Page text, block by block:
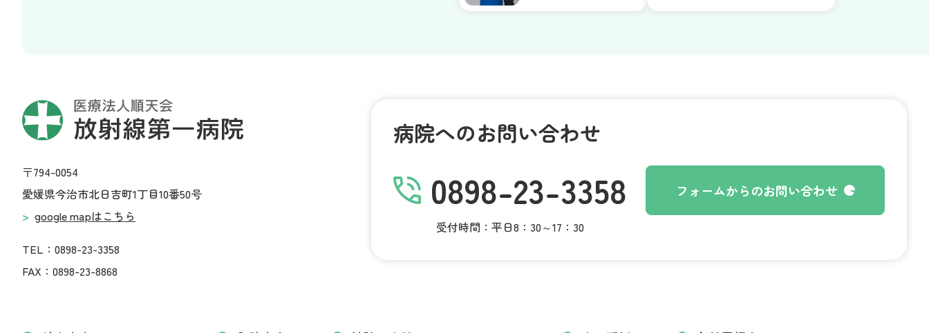
〒794-0054
愛媛県今治市北日吉町1丁目10番50号
google mapはこちら
TEL：0898-23-3358
FAX：0898-23-8868
病院へのお問い合わせ
0898-23-3358
受付時間：平日8：30～17：30
フォームからのお問い合わせ